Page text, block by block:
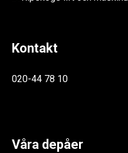
Kontakt
020-44 78 10
Våra depåer